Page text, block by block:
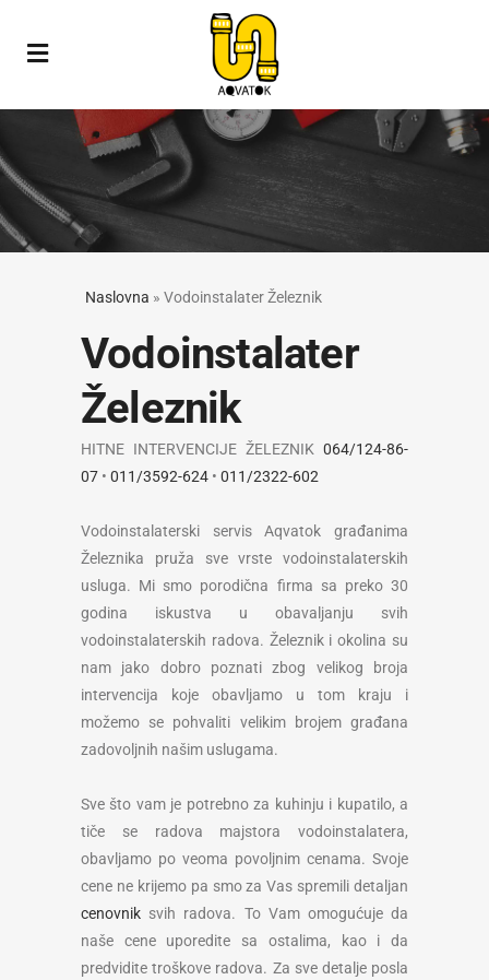
Naslovna » Vodoinstalater Železnik
Vodoinstalater
Železnik
HITNE INTERVENCIJE ŽELEZNIK 064/124-86-
07 • 011/3592-624 • 011/2322-602
Vodoinstalaterski servis Aqvatok građanima
Železnika pruža sve vrste vodoinstalaterskih
usluga. Mi smo porodična firma sa preko 30
godina iskustva u obavaljanju svih
vodoinstalaterskih radova. Železnik i okolina su
nam jako dobro poznati zbog velikog broja
intervencija koje obavljamo u tom kraju i
možemo se pohvaliti velikim brojem građana
zadovoljnih našim uslugama.
Sve što vam je potrebno za kuhinju i kupatilo, a
tiče se radova majstora vodoinstalatera,
obavljamo po veoma povoljnim cenama. Svoje
cene ne krijemo pa smo za Vas spremili detaljan
cenovnik svih radova. To Vam omogućuje da
naše cene uporedite sa ostalima, kao i da
predvidite troškove radova. Za sve detalje posla